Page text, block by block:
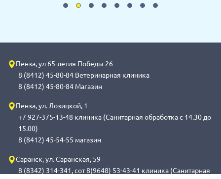
Пенза, ул 65-летия Победы 26
8 (8412) 45-80-84 Ветеринарная клиника
8 (8412) 45-80-84 Магазин
Пенза, ул. Лозицкой, 1
+7 927-375-13-48 клиника (Санитарная обработка с 14.30 до
15.00)
8 (8412) 45-54-55 магазин
Саранск, ул. Саранская, 59
8 (8342) 314-341, сот 8(9648) 53-43-41 клиника (Санитарная